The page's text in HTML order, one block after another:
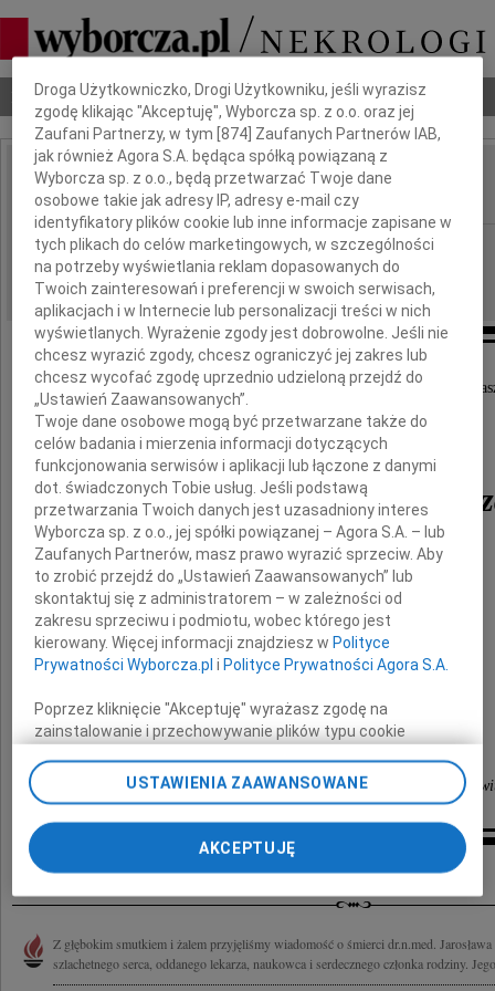
Nekrologi Odeszli Poradnik pogrzebowy
IMIĘ I NAZWISKO: Jarosław Iwankiewicz
REGION: Wrocław
DATA EMISJI: 30.06.2026
Z głębokim smutkiem przyjęliśmy wiadomość o śmierci
dr. n med.
Jarosława
Żonie oraz Najbliższym
składamy głębokie wyrazy współczucia.
Koleżanki i koledzy z Medicus Clinic we
Inne kondolencje
Z głębokim smutkiem i żalem przyjęliśmy wiadomość o śmierci dr.n.med.
szlachetnego serca, oddanego lekarza, naukowca i serdecznego członka rodziny.
Dbamy o Twoją prywatność
Droga Użytkowniczko, Drogi Użytkowniku, jeśli wyrazisz
zgodę klikając "Akceptuję", Wyborcza sp. z o.o. oraz jej
Zaufani Partnerzy, w tym [874 ] Zaufanych Partnerów IAB,
jak również Agora S.A. będąca spółką powiązaną z
Wyborcza sp. z o.o., będą przetwarzać Twoje dane
osobowe takie jak adresy IP, adresy e-mail czy
identyfikatory plików cookie lub inne informacje zapisane w
tych plikach do celów marketingowych, w szczególności
na potrzeby wyświetlania reklam dopasowanych do
Twoich zainteresowań i preferencji w swoich serwisach,
aplikacjach i w Internecie lub personalizacji treści w nich
wyświetlanych. Wyrażenie zgody jest dobrowolne. Jeśli nie
chcesz wyrazić zgody, chcesz ograniczyć jej zakres lub
chcesz wycofać zgodę uprzednio udzieloną przejdź do
„Ustawień Zaawansowanych”.
Twoje dane osobowe mogą być przetwarzane także do
celów badania i mierzenia informacji dotyczących
funkcjonowania serwisów i aplikacji lub łączone z danymi
dot. świadczonych Tobie usług. Jeśli podstawą
przetwarzania Twoich danych jest uzasadniony interes
Wyborcza sp. z o.o., jej spółki powiązanej – Agora S.A. – lub
Zaufanych Partnerów, masz prawo wyrazić sprzeciw. Aby
to zrobić przejdź do „Ustawień Zaawansowanych” lub
skontaktuj się z administratorem – w zależności od
zakresu sprzeciwu i podmiotu, wobec którego jest
kierowany. Więcej informacji znajdziesz w Polityce
Prywatności Wyborcza.pl i Polityce Prywatności Agora S.A.
Poprzez kliknięcie "Akceptuję" wyrażasz zgodę na
zainstalowanie i przechowywanie plików typu cookie
na Twoim urządzeniu końcowym. Możesz też w każdej
chwili zmienić swoje preferencje dot. plików cookie,
ponownie wywołując narzędzie do zarządzania Twoimi
preferencjami dot. przetwarzania danych poprzez
odnośnik „Ustawienia prywatności” w stopce serwisu i
Zmiana ustawień plików cookie możliwa jest także za
pomocą ustawień przeglądarki.
My, nasi Zaufani Partnerzy i Agora S.A. możemy
USTAWIENIA ZAAWANSOWANE
AKCEPTUJĘ